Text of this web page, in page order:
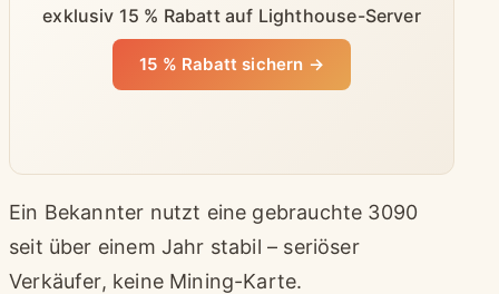
exklusiv 15 % Rabatt auf Lighthouse-Server
15 % Rabatt sichern →
Ein Bekannter nutzt eine gebrauchte 3090
seit über einem Jahr stabil – seriöser
Verkäufer, keine Mining-Karte.